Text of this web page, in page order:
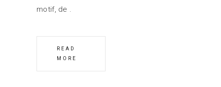
motif, de
READ
MORE